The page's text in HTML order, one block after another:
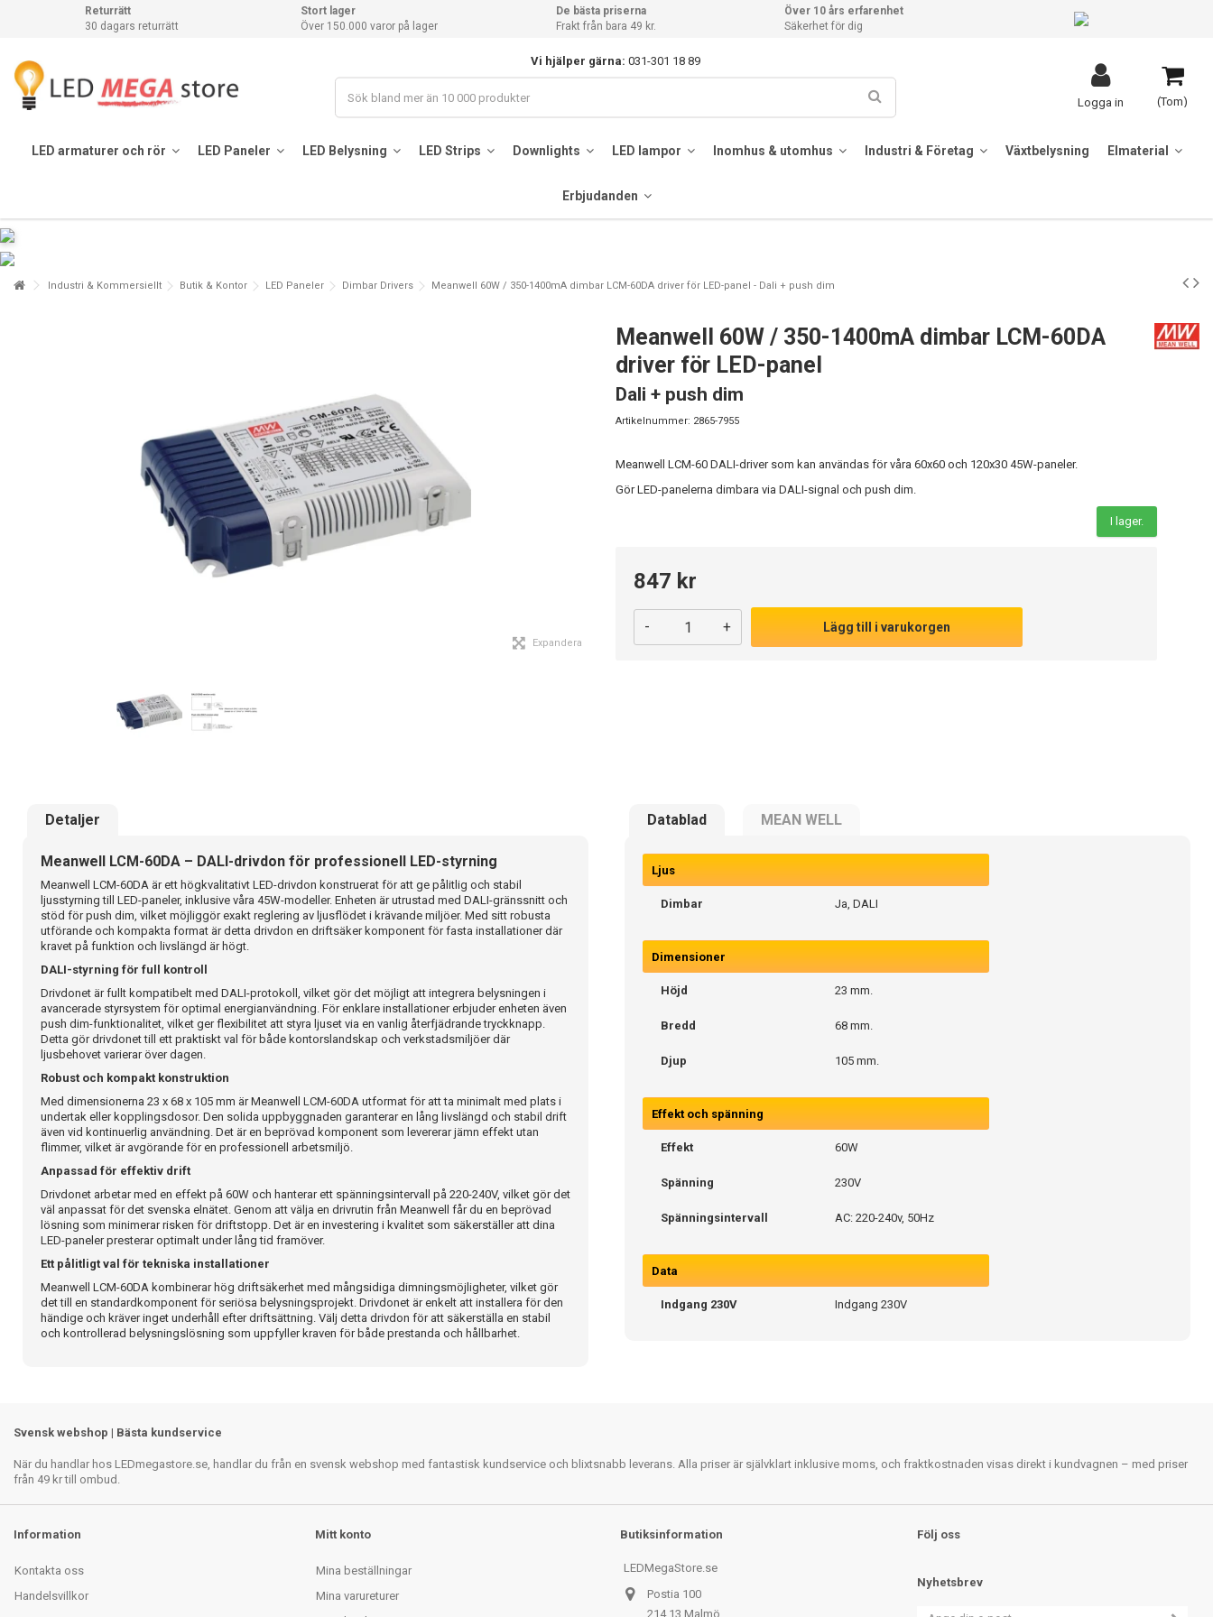
Returrätt
30 dagars returrätt
Stort lager
Över 150.000 varor på lager
De bästa priserna
Frakt från bara 49 kr.
Över 10 års erfarenhet
Säkerhet för dig
Vi hjälper gärna: 031-301 18 89
(Tom)
Logga in
LED armaturer och rör LED Paneler LED Belysning LED Strips Downlights LED lampor Inomhus & utomhus Industri & Företag Växtbelysning Elmaterial
Erbjudanden
Industri & Kommersiellt Butik & Kontor LED Paneler Dimbar Drivers Meanwell 60W / 350-1400mA dimbar LCM-60DA driver för LED-panel - Dali + push dim
Expandera
Meanwell 60W / 350-1400mA dimbar LCM-60DA
driver för LED-panel
Dali + push dim
Artikelnummer: 2865-7955
Meanwell LCM-60 DALI-driver som kan användas för våra 60x60 och 120x30 45W-paneler.
Gör LED-panelerna dimbara via DALI-signal och push dim.
I lager.
847 kr
- + Lägg till i varukorgen
Detaljer Datablad MEAN WELL
Meanwell LCM-60DA – DALI-drivdon för professionell LED-styrning
Meanwell LCM-60DA är ett högkvalitativt LED-drivdon konstruerat för att ge pålitlig och stabil
ljusstyrning till LED-paneler, inklusive våra 45W-modeller. Enheten är utrustad med DALI-gränssnitt och
stöd för push dim, vilket möjliggör exakt reglering av ljusflödet i krävande miljöer. Med sitt robusta
utförande och kompakta format är detta drivdon en driftsäker komponent för fasta installationer där
kravet på funktion och livslängd är högt.
DALI-styrning för full kontroll
Drivdonet är fullt kompatibelt med DALI-protokoll, vilket gör det möjligt att integrera belysningen i
avancerade styrsystem för optimal energianvändning. För enklare installationer erbjuder enheten även
push dim-funktionalitet, vilket ger flexibilitet att styra ljuset via en vanlig återfjädrande tryckknapp.
Detta gör drivdonet till ett praktiskt val för både kontorslandskap och verkstadsmiljöer där
ljusbehovet varierar över dagen.
Robust och kompakt konstruktion
Med dimensionerna 23 x 68 x 105 mm är Meanwell LCM-60DA utformat för att ta minimalt med plats i
undertak eller kopplingsdosor. Den solida uppbyggnaden garanterar en lång livslängd och stabil drift
även vid kontinuerlig användning. Det är en beprövad komponent som levererar jämn effekt utan
flimmer, vilket är avgörande för en professionell arbetsmiljö.
Anpassad för effektiv drift
Drivdonet arbetar med en effekt på 60W och hanterar ett spänningsintervall på 220-240V, vilket gör det
väl anpassat för det svenska elnätet. Genom att välja en drivrutin från Meanwell får du en beprövad
lösning som minimerar risken för driftstopp. Det är en investering i kvalitet som säkerställer att dina
LED-paneler presterar optimalt under lång tid framöver.
Ett pålitligt val för tekniska installationer
Meanwell LCM-60DA kombinerar hög driftsäkerhet med mångsidiga dimningsmöjligheter, vilket gör
det till en standardkomponent för seriösa belysningsprojekt. Drivdonet är enkelt att installera för den
händige och kräver inget underhåll efter driftsättning. Välj detta drivdon för att säkerställa en stabil
och kontrollerad belysningslösning som uppfyller kraven för både prestanda och hållbarhet.
Ljus
Dimbar Ja, DALI
Dimensioner
Höjd 23 mm.
Bredd 68 mm.
Djup 105 mm.
Effekt och spänning
Effekt 60W
Spänning 230V
Spänningsintervall AC: 220-240v, 50Hz
Data
Indgang 230V Indgang 230V
Svensk webshop | Bästa kundservice
När du handlar hos LEDmegastore.se, handlar du från en svensk webshop med fantastisk kundservice och blixtsnabb leverans. Alla priser är självklart inklusive moms, och fraktkostnaden visas direkt i kundvagnen – med priser
från 49 kr till ombud.
Information
Kontakta oss
Handelsvillkor
Mitt konto
Mina beställningar
Mina varureturer
Butiksinformation
LEDMegaStore.se
Postia 100
214 13 Malmö
Följ oss
Nyhetsbrev